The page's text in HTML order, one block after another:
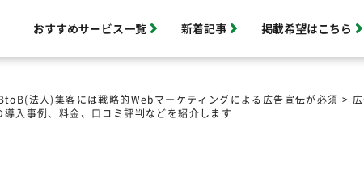
おすすめサービス一覧 新着記事 掲載希望はこちら
法人)集客には戦略的Webマーケティングによる広告宣伝が必須 >
入事例、料金、口コミ評判などを紹介します